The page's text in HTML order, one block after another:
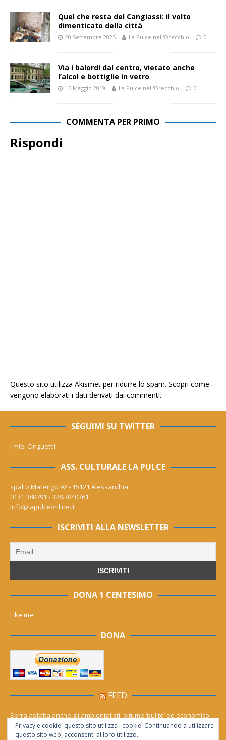
Quel che resta del Cangiassi: il volto
dimenticato della città
20 Settembre 2025 La Pulce nell'Orecchio 0
Via i balordi dal centro, vietato anche
l’alcol e bottiglie in vetro
15 Maggio 2019 La Pulce nell'Orecchio 0
COMMENTA PER PRIMO
Rispondi
Questo sito utilizza Akismet per ridurre lo spam. Scopri come
vengono elaborati i dati derivati dai commenti.
SEGUIMI SU TWITTER
I miei Cinguettii
ASS. CULTURALE LA PULCE
spalto Marengo 92 - 15121 Alessandria
0131.380791 - 328.7040761
info@lapulceonline.it
ISCRIVITI ALLA NEWSLETTER
DONA 1 CENTESIMO
Like me!
DONA
FEED
Serra asfalta anche gli ambientalisti: bitume ‘pulito’ ed economico
Le migliori agenzie Meta Ads in Italia nel 2026
Privacy e cookie: questo sito utilizza i cookie. Continuando a utilizzare
questo sito web, acconsenti al loro utilizzo.